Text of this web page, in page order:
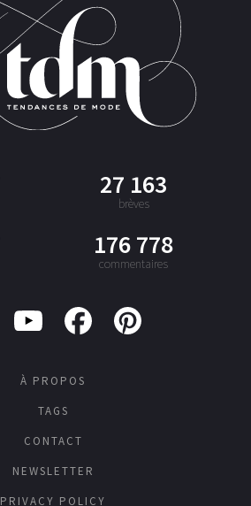
27 163
brèves
176 778
commentaires
À PROPOS
TAGS
CONTACT
NEWSLETTER
PRIVACY POLICY